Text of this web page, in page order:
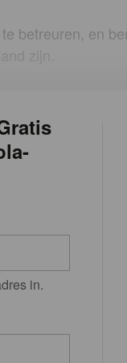
betreuren, en
zijn.
in.